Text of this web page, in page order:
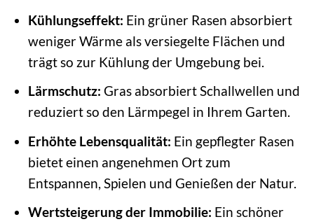
Kühlungseffekt: Ein grüner Rasen absorbiert
weniger Wärme als versiegelte Flächen und
trägt so zur Kühlung der Umgebung bei.
Lärmschutz: Gras absorbiert Schallwellen und
reduziert so den Lärmpegel in Ihrem Garten.
Erhöhte Lebensqualität: Ein gepflegter Rasen
bietet einen angenehmen Ort zum
Entspannen, Spielen und Genießen der Natur.
Wertsteigerung der Immobilie: Ein schöner